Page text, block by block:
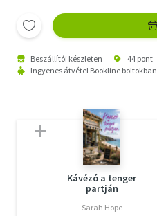
Beszállítói készleten 44 pont
Ingyenes átvétel Bookline boltokban
Kávézó a tenger
partján
Sarah Hope